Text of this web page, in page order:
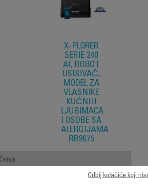
X-PLORER
SERIE 240
AI, ROBOT
USISIVAČ,
MODEL ZA
VLASNIKE
KUĆNIH
LJUBIMACA
I OSOBE SA
ALERGIJAMA
RR9675
RotirajućaOdbij kolačiće koji